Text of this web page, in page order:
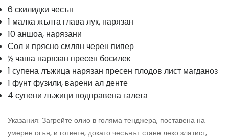
6 скилидки чесън
1 малка жълта глава лук, нарязан
10 аншоа, нарязани
Сол и прясно смлян черен пипер
½ чаша нарязан пресен босилек
1 супена лъжица нарязан пресен плодов лист магданоз
1 фунт фузили, варени ал денте
4 супени лъжици подправена галета
Указания: Загрейте олио в голяма тенджера, поставена на
умерен огън, и гответе, докато чесънът стане леко златист,